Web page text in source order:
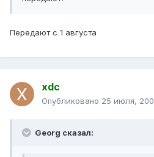
Передают с 1 августа
xdc
Опубликовано 25 июля,
Georg сказал: